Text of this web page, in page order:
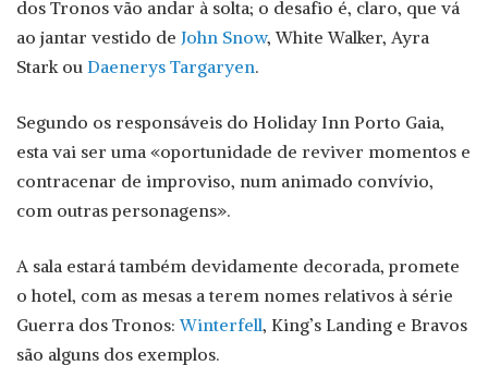
dos Tronos vão andar à solta; o desafio é, claro, que vá
ao jantar vestido de John Snow, White Walker, Ayra
Stark ou Daenerys Targaryen.
Segundo os responsáveis do Holiday Inn Porto Gaia,
esta vai ser uma «oportunidade de reviver momentos e
contracenar de improviso, num animado convívio,
com outras personagens».
A sala estará também devidamente decorada, promete
o hotel, com as mesas a terem nomes relativos à série
Guerra dos Tronos:Winterfell, King’s Landing e Bravos
são alguns dos exemplos.